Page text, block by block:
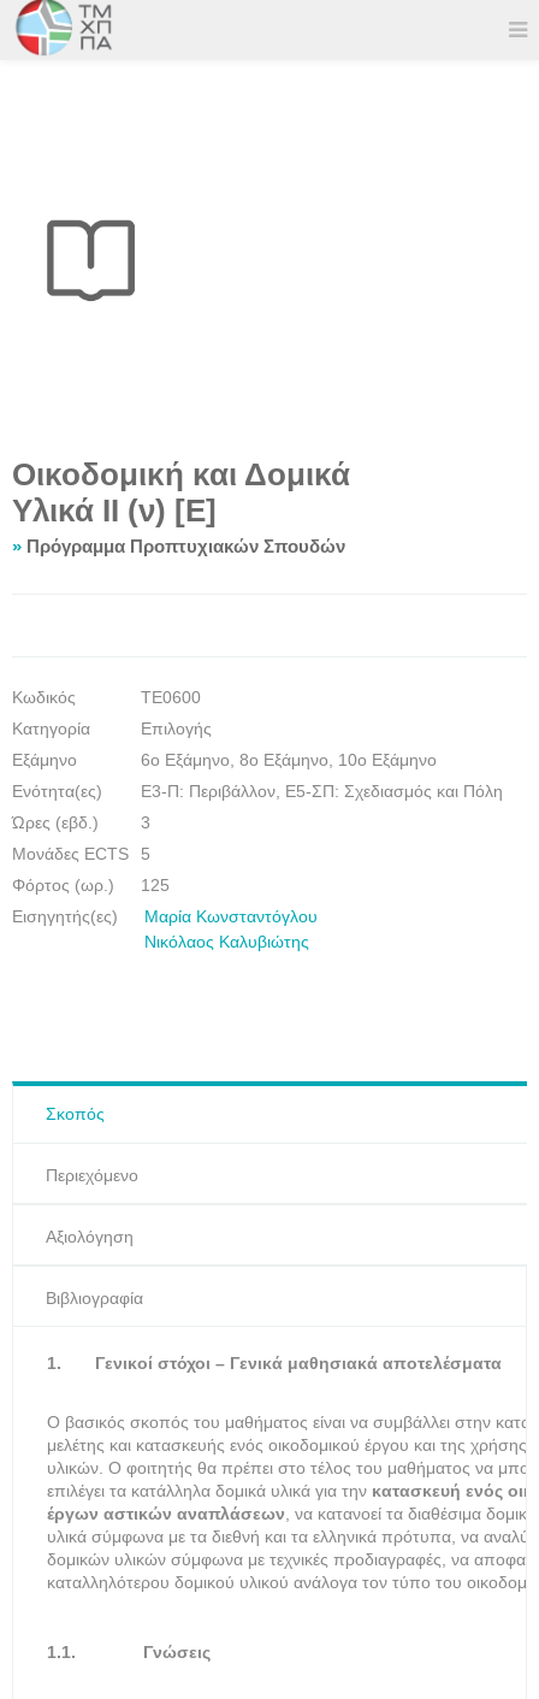
Οικοδομική και Δομικά
Υλικά ΙΙ (ν) [Ε]
» Πρόγραμμα Προπτυχιακών Σπουδών
Κωδικός
ΤΕ0600
Κατηγορία
Επιλογής
Εξάμηνο
6ο Εξάμηνο, 8ο Εξάμηνο, 10ο Εξάμηνο
Eνότητα(ες)
Ε3-Π: Περιβάλλον, Ε5-ΣΠ: Σχεδιασμός και Πόλη
Ώρες (εβδ.)
3
Μονάδες ECTS
5
Φόρτος (ωρ.)
125
Εισηγητής(ες)
Μαρία Κωνσταντόγλου
Νικόλαος Καλυβιώτης
Σκοπός
Περιεχόμενο
Αξιολόγηση
Βιβλιογραφία
1. Γενικοί στόχοι – Γενικά μαθησιακά αποτελέσματα
Ο βασικός σκοπός του μαθήματος είναι να συμβάλλει στην
μελέτης και κατασκευής ενός οικοδομικού έργου και της
υλικών. Ο φοιτητής θα πρέπει στο τέλος του μαθήματος να
επιλέγει τα κατάλληλα δομικά υλικά για την κατασκευή ενός
έργων αστικών αναπλάσεων, να κατανοεί τα διαθέσιμα
υλικά σύμφωνα με τα διεθνή και τα ελληνικά πρότυπα, να αναλύει
δομικών υλικών σύμφωνα με τεχνικές προδιαγραφές, να
καταλληλότερου δομικού υλικού ανάλογα τον τύπο του
1.1. Γνώσεις